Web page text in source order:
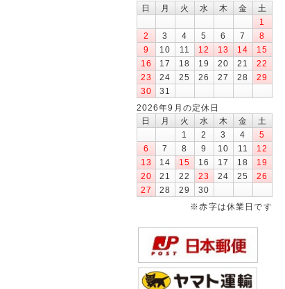
日
月 火 水 木 金
土
1
2
3 4 5 6 7
8
9
10 11 12 13 14
15
16
17 18 19 20 21
22
23
24 25 26 27 28
29
30
31
2026年9月の定休日
日
月 火 水 木 金
土
1
2 3 4
5
6
7 8 9 10 11
12
13
14 15 16 17 18
19
20
21 22 23 24 25
26
27
28 29
30
※赤字は休業日です